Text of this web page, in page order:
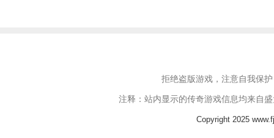
拒绝盗版游戏，注意自我保
注释：站内显示的传奇游戏信息均来自
Copyright 2025